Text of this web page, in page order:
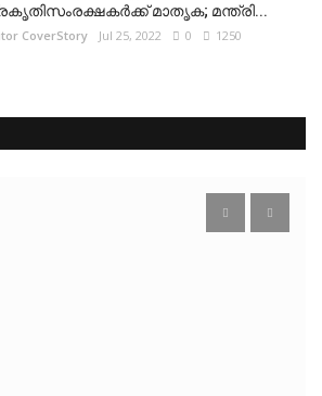
മാതൃക; മന്ത്രി...
CoverStory Jul 25, 2022 0 1250